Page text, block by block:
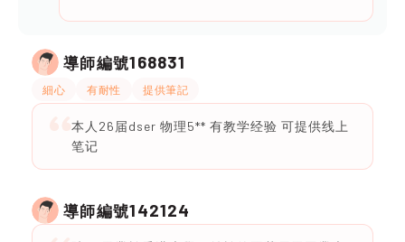
導師編號168831
細心 有耐性 提供筆記
本人26届dser 物理5** 有教学经验 可提供线上
笔记
導師編號142124